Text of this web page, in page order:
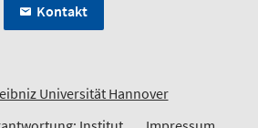
Kontakt
Universität Hannover